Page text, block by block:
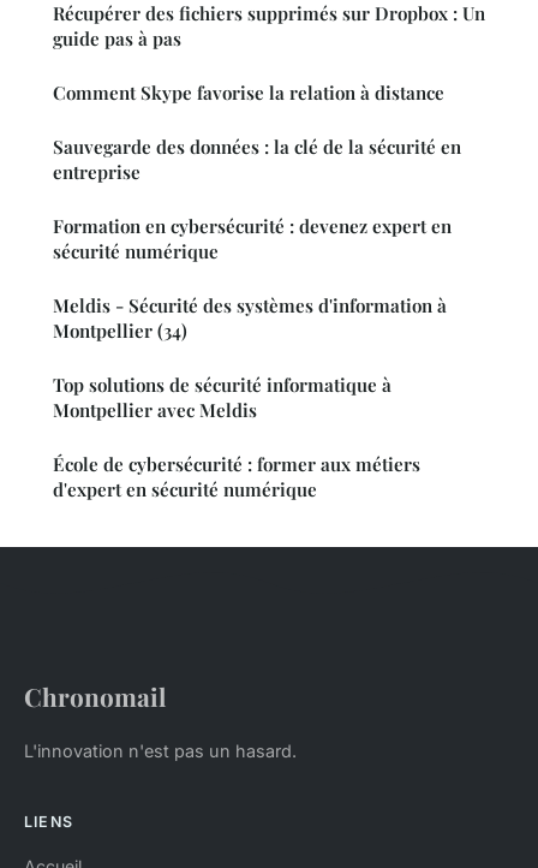
Récupérer des fichiers supprimés sur Dropbox : Un
guide pas à pas
Comment Skype favorise la relation à distance
Sauvegarde des données : la clé de la sécurité en
entreprise
Formation en cybersécurité : devenez expert en
sécurité numérique
Meldis - Sécurité des systèmes d'information à
Montpellier (34)
Top solutions de sécurité informatique à
Montpellier avec Meldis
École de cybersécurité : former aux métiers
d'expert en sécurité numérique
Chronomail
L'innovation n'est pas un hasard.
LIENS